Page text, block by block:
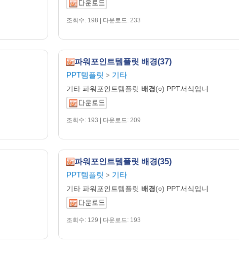
조회수: 198 | 다운로드: 233
파워포인트템플릿 배경(37)
PPT템플릿 > 기타
기타 파워포인트템플릿 배경(○) PPT서식입니
조회수: 193 | 다운로드: 209
파워포인트템플릿 배경(35)
PPT템플릿 > 기타
기타 파워포인트템플릿 배경(○) PPT서식입니
조회수: 129 | 다운로드: 193